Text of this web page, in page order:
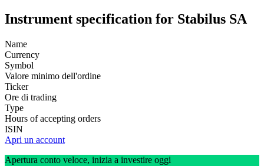
Instrument specification for Stabilus SA
Name
Currency
Symbol
Valore minimo dell'ordine
Ticker
Ore di trading
Type
Hours of accepting orders
ISIN
Apri un account
Apertura conto veloce, inizia a investire oggi